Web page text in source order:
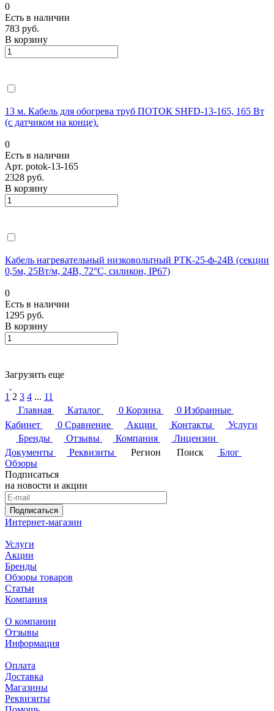
0
Есть в наличии
783 руб.
В корзину
13 м. Кабель для обогрева труб ПОТОК SHFD-13-165, 165 Вт
(с датчиком на конце).
0
Есть в наличии
Арт. potok-13-165
2328 руб.
В корзину
Кабель нагревательный низковольтный РТК-25-ф-24В (секции
0,5м, 25Вт/м, 24В, 72°С, силикон, IP67)
0
Есть в наличии
1295 руб.
В корзину
Загрузить еще
1 2 3 4 ... 11
Главная
Каталог 0 Корзина 0 Избранные
Кабинет
0 Сравнение Акции Контакты
Услуги
Бренды
Отзывы Компания
Лицензии
Документы
Реквизиты Регион Поиск
Блог
Обзоры
Подписаться
на новости и акции
Подписаться
Интернет-магазин
Услуги
Акции
Бренды
Обзоры товаров
Статьи
Компания
О компании
Отзывы
Информация
Оплата
Доставка
Магазины
Реквизиты